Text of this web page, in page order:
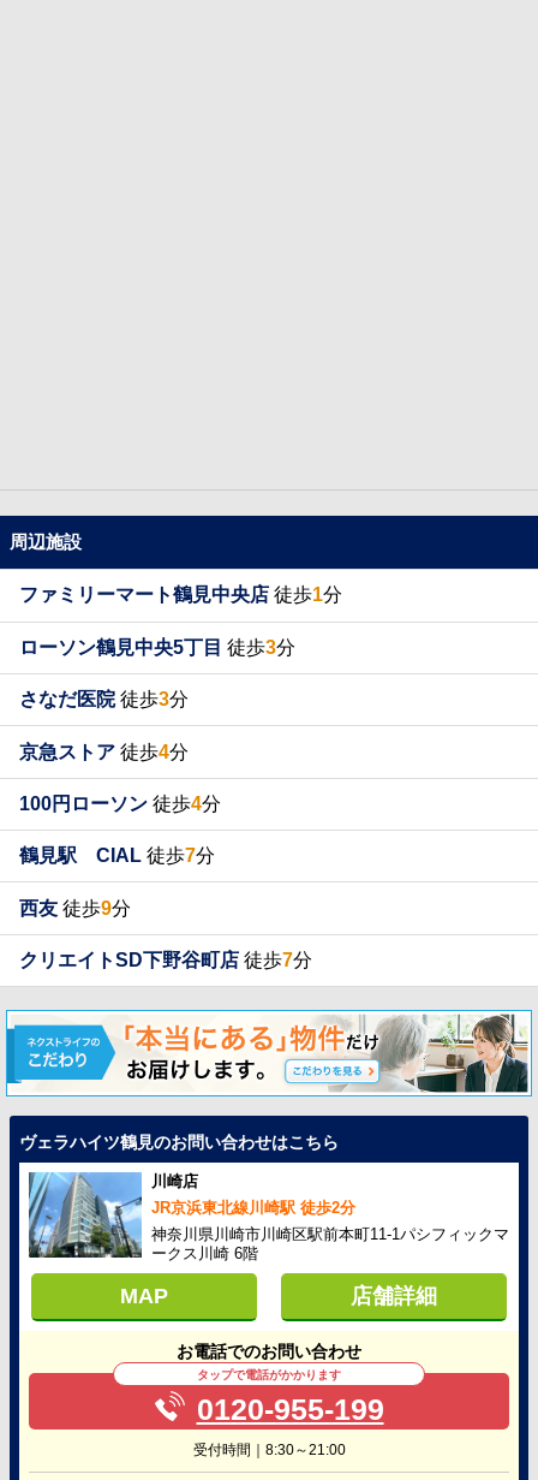
周辺施設
ファミリーマート鶴見中央店 徒歩1分
ローソン鶴見中央5丁目 徒歩3分
さなだ医院徒歩3分
京急ストア 徒歩4分
100円ローソン 徒歩4分
鶴見駅 CIAL 徒歩7分
西友 徒歩9分
クリエイトSD下野谷町店 徒歩7分
ヴェラハイツ鶴見のお問い合わせはこちら
川崎店
JR京浜東北線川崎駅 徒歩2分
神奈川県川崎市川崎区駅前本町11-1パシフィックマ
ークス川崎 6階
MAP 店舗詳細
お電話でのお問い合わせ
タップで電話がかかります
0120-955-199
受付時間｜8:30～21:00